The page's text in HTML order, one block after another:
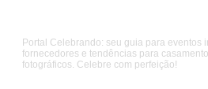
Portal Celebrando: seu guia para eventos
fornecedores e tendências para
fotográficos. Celebre com perfeição!